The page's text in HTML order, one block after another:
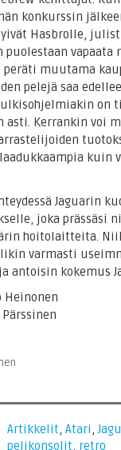
konkurssin
Hasbrolle,
puolestaan vapaata
muutama
pelejä saa
on
asti. Kerrankin voi
kuin
Jaguarin
joka prässäsi
hoitolaitteita.
varmasti
antoisin kokemus
Heinonen
Artikkelit, Atari,
pelikonsolit, retro